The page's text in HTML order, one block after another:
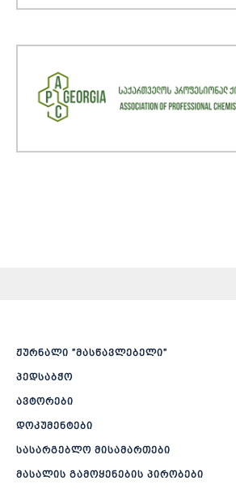
ჟურნალი ”მასწავლებელი”
პედსაბჭო
ავტორები
დოკუმენტები
სასარგებლო მისამართები
მასალის გამოყენების პირობები